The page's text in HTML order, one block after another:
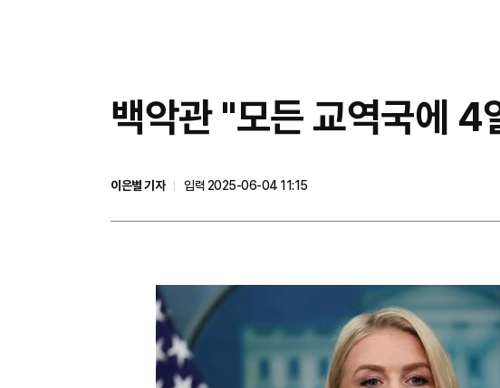
백악관 "모든 교역국에 4
이은별 기자
입력 2025-06-04 11:15